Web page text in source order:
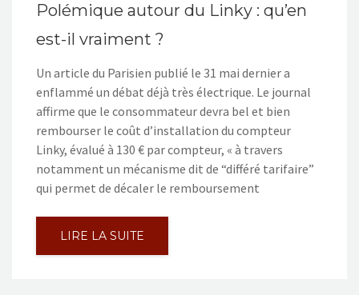
Polémique autour du Linky : qu’en
est-il vraiment ?
Un article du Parisien publié le 31 mai dernier a
enflammé un débat déjà très électrique. Le journal
affirme que le consommateur devra bel et bien
rembourser le coût d’installation du compteur
Linky, évalué à 130 € par compteur, « à travers
notamment un mécanisme dit de “différé tarifaire”
qui permet de décaler le remboursement
LIRE LA SUITE